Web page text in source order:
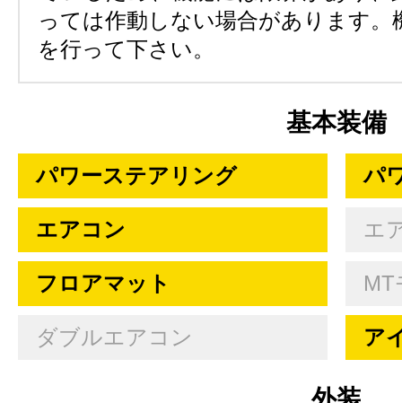
っては作動しない場合があります。
を行って下さい。
基本装備
パワーステアリング パ
エアコン エ
フロアマット MT
ダブルエアコン ア